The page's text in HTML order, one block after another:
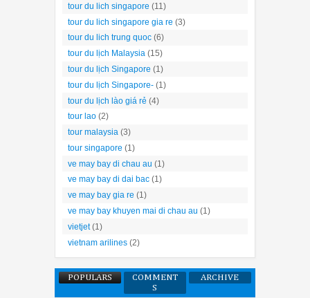
tour du lich singapore (11)
tour du lich singapore gia re (3)
tour du lich trung quoc (6)
tour du lịch Malaysia (15)
tour du lịch Singapore (1)
tour du lịch Singapore- (1)
tour du lịch lào giá rẻ (4)
tour lao (2)
tour malaysia (3)
tour singapore (1)
ve may bay di chau au (1)
ve may bay di dai bac (1)
ve may bay gia re (1)
ve may bay khuyen mai di chau au (1)
vietjet (1)
vietnam arilines (2)
POPULARS
COMMENT
S
ARCHIVE